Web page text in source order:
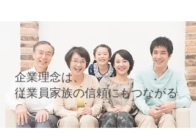
企業理念は、
従業員家族の信頼にもつながる